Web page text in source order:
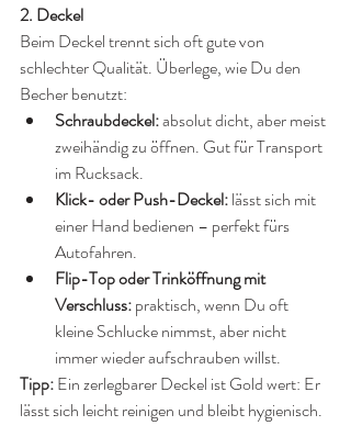
2. Deckel
Beim Deckel trennt sich oft gute von
schlechter Qualität. Überlege, wie Du den
Becher benutzt:
Schraubdeckel: absolut dicht, aber meist
zweihändig zu öffnen. Gut für Transport
im Rucksack.
Klick- oder Push-Deckel: lässt sich mit
einer Hand bedienen – perfekt fürs
Autofahren.
Flip-Top oder Trinköffnung mit
Verschluss: praktisch, wenn Du oft
kleine Schlucke nimmst, aber nicht
immer wieder aufschrauben willst.
Tipp: Ein zerlegbarer Deckel ist Gold wert: Er
lässt sich leicht reinigen und bleibt hygienisch.